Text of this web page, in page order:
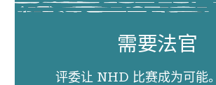
需要法官
评委让 NHD 比赛成为可能